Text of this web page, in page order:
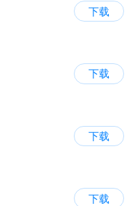
下载
下载
下载
下载